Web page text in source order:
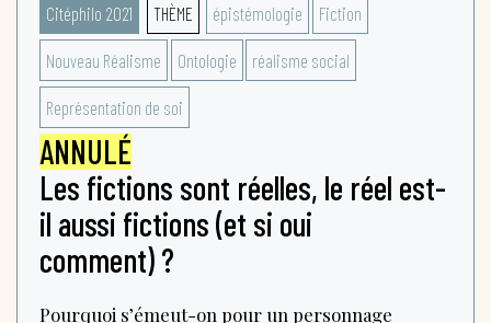
Citéphilo 2021 THÈME épistémologie Fiction
Nouveau Réalisme Ontologie réalisme social
Représentation de soi
ANNULÉ
Les fictions sont réelles, le réel est-
il aussi fictions (et si oui
comment) ?
Pourquoi s’émeut-on pour un personnage